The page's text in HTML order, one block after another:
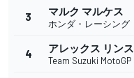
3 マルク マルケス
ホンダ・レーシング
4 アレックス リンス
Team Suzuki MotoGP